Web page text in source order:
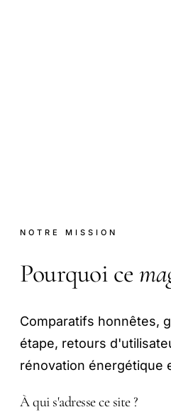
NOTRE MISSION
Pourquoi ce
Comparatifs honnêtes,
étape, retours
rénovation énergétique
À qui s'adresse ce site ?